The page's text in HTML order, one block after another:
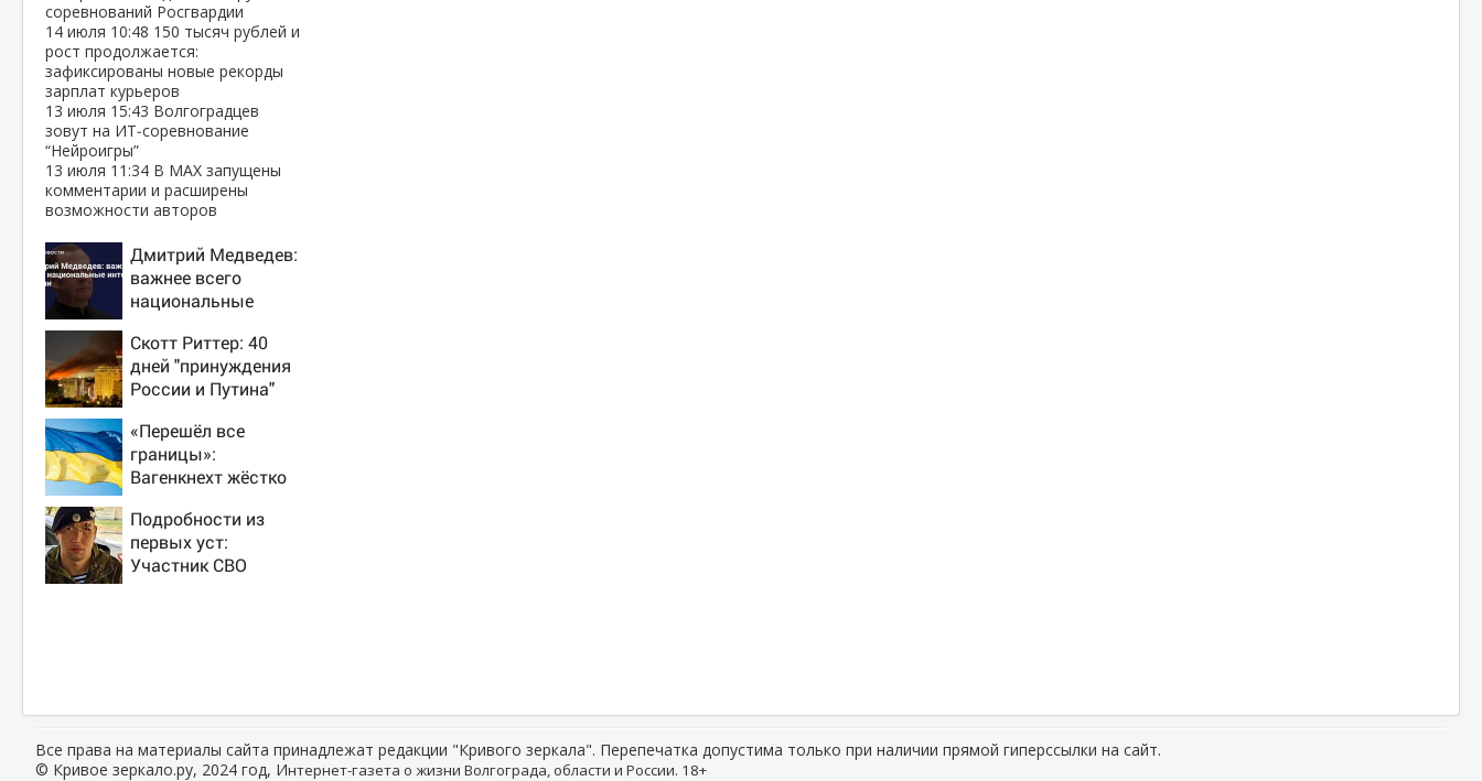
соревнований Росгвардии
14 июля 10:48 150 тысяч рублей и
рост продолжается:
зафиксированы новые рекорды
зарплат курьеров
13 июля 15:43 Волгоградцев
зовут на ИТ‑соревнование
“Нейроигры”
13 июля 11:34 В МАХ запущены
комментарии и расширены
возможности авторов
Дмитрий Медведев:
важнее всего
национальные
Скотт Риттер: 40
дней "принуждения
России и Путина"
крах режима
Зеленского
«Перешёл все
границы»:
Вагенкнехт жёстко
Украины
Подробности из
первых уст:
Участник СВО
Все права на материалы сайта принадлежат редакции "Кривого зеркала". Перепечатка допустима только при наличии прямой гиперссылки на сайт.
© Кривое зеркало.ру, 2024 год, Интернет-газета о жизни Волгограда, области и России. 18+